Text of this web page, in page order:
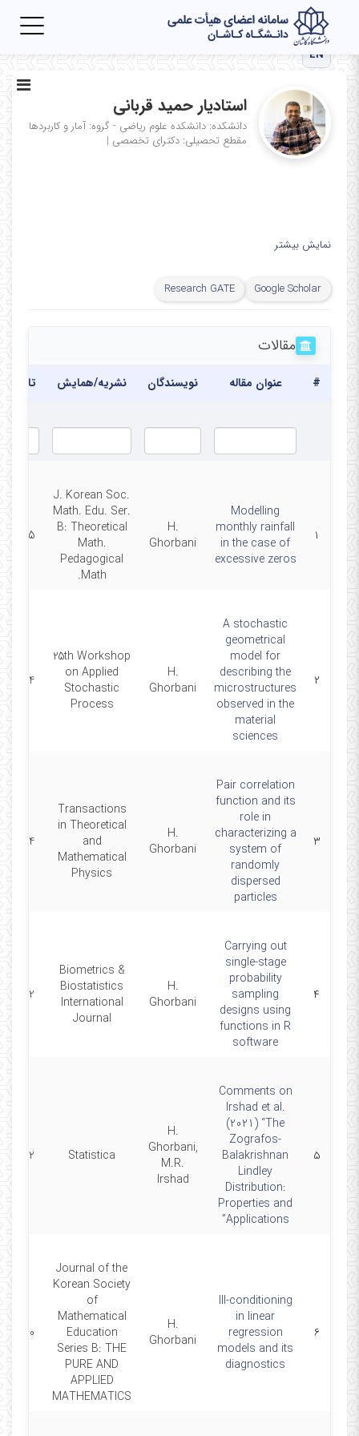
EN
استادیار حمید قربانی
دانشکده: دانشکده علوم ریاضی - گروه: آمار و کاربردها
مقطع تحصیلی: دکترای تخصصی |
نمایش بیشتر
Google Scholar
Research GATE
مقالات
# عنوان مقاله نویسندگان نشریه/همایش تاریخ
۱
Modelling
monthly rainfall
in the case of
excessive zeros
H.
Ghorbani
J. Korean Soc.
Math. Edu. Ser.
B: Theoretical
Math.
Pedagogical
Math.
2025
۲
A stochastic
geometrical
model for
describing the
microstructures
observed in the
material
sciences
H.
Ghorbani
25th Workshop
on Applied
Stochastic
Process
2024
۳
P‎air correlation
function and its
role in
characterizing a
system of
randomly
dispersed
particles
H.
Ghorbani
Transactions
in Theoretical
and
Mathematical
Physics
2024
۴
Carrying out
single-stage
probability
sampling
designs using
functions in R
software
H.
Ghorbani
Biometrics &
Biostatistics
International
Journal
2022
۵
Comments on
Irshad et al.
(2021) “The
Zografos-
Balakrishnan
Lindley
Distribution:
Properties and
Applications”
H.
Ghorbani,
M.R.
Irshad
Statistica
2022
۶
Ill-conditioning
in linear
regression
models and its
diagnostics
H.
Ghorbani
Journal of the
Korean Society
of
Mathematical
Education
Series B: THE
PURE AND
APPLIED
MATHEMATICS
2020